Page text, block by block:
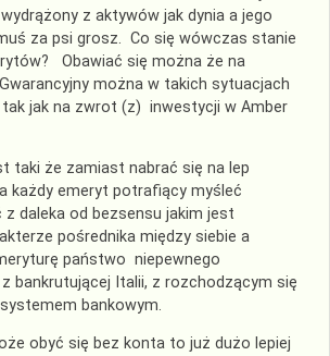
z aktywów jak dynia a jego
za psi grosz. Co się wówczas stanie
Obawiać się można że na
można w takich sytuacjach
tak jak na zwrot (z) inwestycji w Amber
taki że zamiast nabrać się na lep
każdy emeryt potrafiący myśleć
daleka od bezsensu jakim jest
pośrednika między siebie a
państwo niepewnego
bankrutującej Italii, z rozchodzącym się
bankowym.
obyć się bez konta to już dużo lepiej